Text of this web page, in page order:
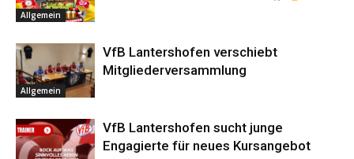
Allgemein
Allgemein
VfB Lantershofen verschiebt
Mitgliederversammlung
VfB Lantershofen sucht junge
Engagierte für neues Kursangebot